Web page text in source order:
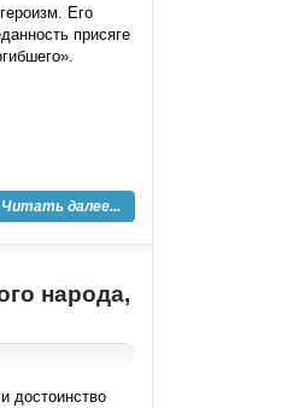
Его
присяге
Читать далее...
народа,
достоинство